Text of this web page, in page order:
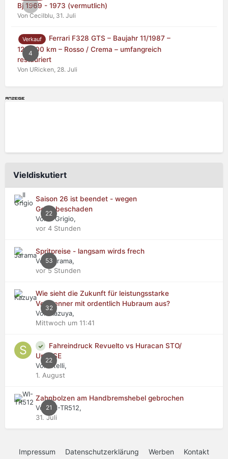
0
Bj 1969 - 1973 (vermutlich)
Von Cecilblu, 31. Juli
4
Verkauf
Ferrari F328 GTS – Baujahr 11/1987 –
125.000 km – Rosso / Crema – umfangreich
restauriert
Von URicken, 28. Juli
Vieldiskutiert
22
Saison 26 ist beendet - wegen
Getriebeschaden
Von Il Grigio,
vor 4 Stunden
53
Spritpreise - langsam wirds frech
Von Jarama,
vor 5 Stunden
32
Wie sieht die Zukunft für leistungsstarke
Verbrenner mit ordentlich Hubraum aus?
Von Kazuya,
Mittwoch um 11:41
22
Fahreindruck Revuelto vs Huracan STO/
Urus SE
Von stelli,
1. August
21
Zahnbolzen am Handbremshebel gebrochen
Von WI-TR512,
31. Juli
Impressum Datenschutzerklärung Werben Kontakt